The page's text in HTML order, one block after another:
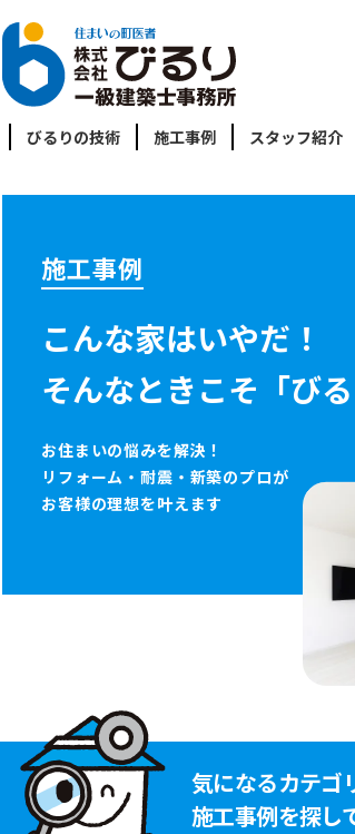
びるりの技術 施工事例 スタッフ紹介
施工事例
こんな家はいやだ！
そんなときこそ「びる
お住まいの悩みを解決！
リフォーム・耐震・新築のプロが
お客様の理想を叶えます
気になるカテゴ
施工事例を探し